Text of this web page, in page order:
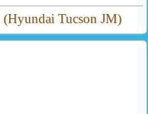
(Hyundai Tucson JM)